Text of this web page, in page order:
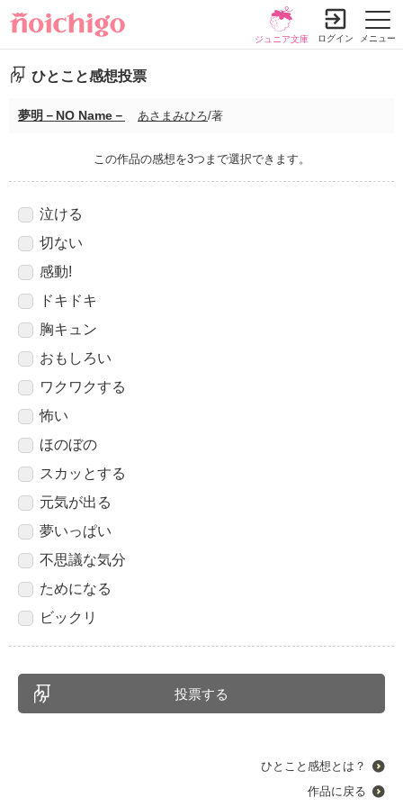
メニュー
ジュニア文庫 ログイン
ひとこと感想投票
夢明－NO Name－ あさまみひろ/著
この作品の感想を3つまで選択できます。
泣ける
切ない
感動!
ドキドキ
胸キュン
おもしろい
ワクワクする
怖い
ほのぼの
スカッとする
元気が出る
夢いっぱい
不思議な気分
ためになる
ビックリ
ひとこと感想とは？
作品に戻る